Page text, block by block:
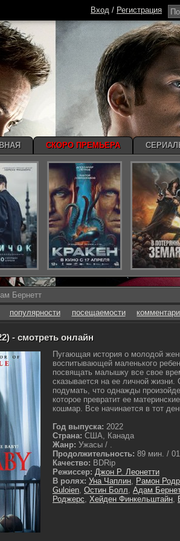
Бернетт
популярности посещаемости
- смотреть онлайн
Пугающая история о молодой
воспитывающей маленького
посвящать малышку все свое
сказывается на ее личной жизни.
подумать, что однажды
которое превратит ее
кошмар. Все начинается в тот
Год выпуска: 2022
Страна: США, Канада
Жанр: Ужасы / .
Продолжительность: 89 мин. /
Качество: BDRip
Режиссер: Джон Р. Леонетти
В ролях: Уна Чаплин, Рамон
Guloien, Остин Болл, Адам
Роджерс, Хейден Финкельштайн,
Вход / Регистрация
СКОРО ПРЕМЬЕРА